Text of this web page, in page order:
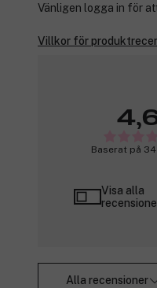
Vänligen logga in för
Villkor för
Baserat på
Visa alla
Alla recensioner